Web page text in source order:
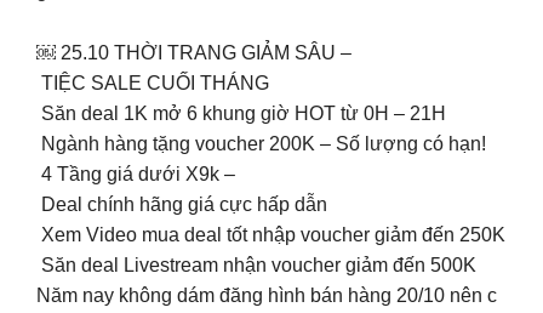
￼ 25.10 THỜI TRANG GIẢM SÂU –
TIỆC SALE CUỐI THÁNG
Săn deal 1K mở 6 khung giờ HOT từ 0H – 21H
️ Ngành hàng tặng voucher 200K – Số lượng có hạn!
4 Tầng giá dưới X9k –
Deal chính hãng giá cực hấp dẫn
Xem Video mua deal tốt nhập voucher giảm đến 250K
Săn deal Livestream nhận voucher giảm đến 500K
Năm nay không dám đăng hình bán hàng 20/10 nên c